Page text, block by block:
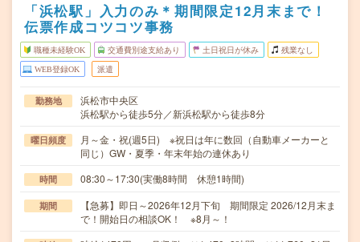
「浜松駅」入力のみ＊期間限定12月末まで！
伝票作成コツコツ事務
職種未経験OK 交通費別途支給あり 土日祝日が休み 残業なし
WEB登録OK 派遣
勤務地
浜松市中央区
浜松駅から徒歩5分／新浜松駅から徒歩8分
曜日頻度
月～金・祝(週5日) ※祝日は年に数回（自動車メーカーと
同じ）GW・夏季・年末年始の連休あり
時間 08:30～17:30(実働8時間 休憩1時間)
期間
【急募】即日～2026年12月下旬 期間限定 2026/12月末ま
で！開始日の相談OK！ ※8月～！